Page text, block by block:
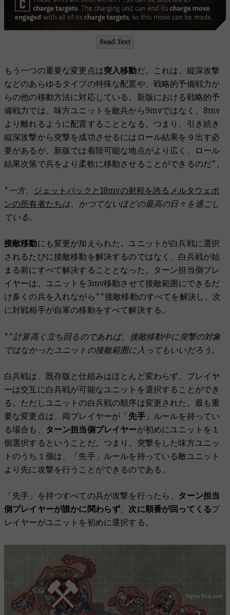
Read Text
もう一つの重要な変更点は突入移動だ。これは、縦深攻撃
などのあらゆるタイプの特殊な配置や、戦略的予備戦力か
らの他の移動方法に対応している。新版における戦略的予
備戦力では、味方ユニットを敵兵から9mvではなく、8mv
より離れるように配置することとなる。つまり、引き続き
縦深攻撃から突撃を成功させるにはロール結果を９出す必
要があるが、新版では着陸可能な地点がより広く、ロール
結果次第で兵をより柔軟に移動させることができるのだ*。
*一方、
ジェットパックと18mvの射程を誇るメルタウェポ
ンの所有者たちは、かつてないほどの最高の日々を過ごし
ている。
接敵移動にも変更が加えられた。ユニットが白兵戦に選択
されるたびに接敵移動を解決するのではなく、白兵戦が始
まる前にすべて解決することとなった。ターン担当側プレ
イヤーは、ユニットを3mv移動させて接敵範囲にできるだ
け多くの兵を入れながら**接敵移動のすべてを解決し、次
に対戦相手が自軍の移動をすべて解決する。
**計算高く立ち回るのであれば、接敵移動中に突撃の対象
ではなかったユニットの接敵範囲に入ってもいいだろう。
白兵戦は、既存版と仕組みはほとんど変わらず、プレイヤ
ーは交互に白兵戦が可能なユニットを選択することができ
る。ただしユニットの白兵戦の順序は変更された。最も重
要な変更点は、両プレイヤーが「先手」ルールを持ってい
る場合も、
ターン担当側プレイヤーが初めにユニットを１
個選択するということだ。つまり、突撃をした味方ユニッ
トのうち１個は、「先手」ルールを持っている敵ユニット
より先に攻撃を行うことができるのである。
「先手」を持つすべての兵が攻撃を行ったら、 ターン担当
側プレイヤーが誰かに関わらず
次に順番が回ってくるプ
レイヤーがユニットを初めに選択する。